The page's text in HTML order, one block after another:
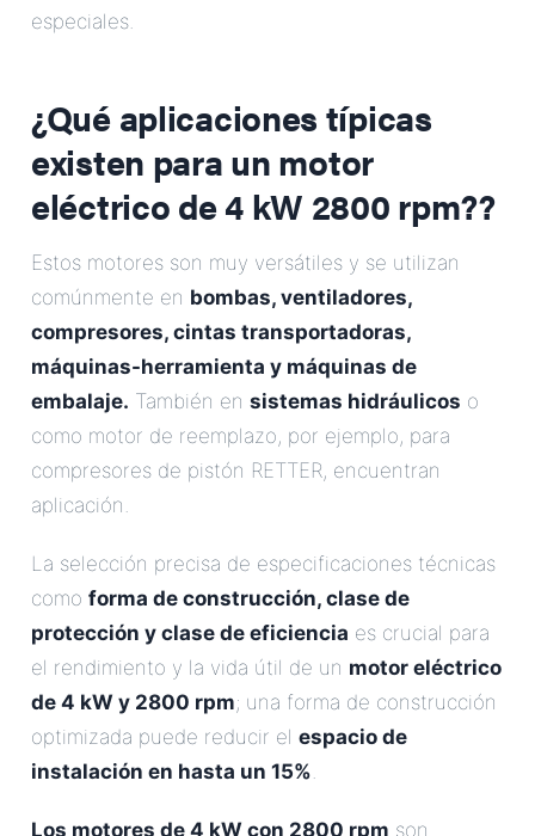
especiales.
¿Qué aplicaciones típicas
existen para unmotor
eléctrico de 4 kW 2800 rpm??
Estos motores son muy versátiles y se utilizan
comúnmente en bombas, ventiladores,
compresores, cintas transportadoras,
máquinas-herramienta y máquinas de
embalaje. También en sistemas hidráulicos o
como motor de reemplazo, por ejemplo, para
compresores de pistón RETTER, encuentran
aplicación.
La selección precisa de especificaciones técnicas
como forma de construcción, clase de
protección y clase de eficiencia es crucial para
el rendimiento y la vida útil de un motor eléctrico
de 4 kW y 2800 rpm; una forma de construcción
optimizada puede reducir el espacio de
instalación en hasta un 15%.
Los motores de 4 kW con 2800 rpm son